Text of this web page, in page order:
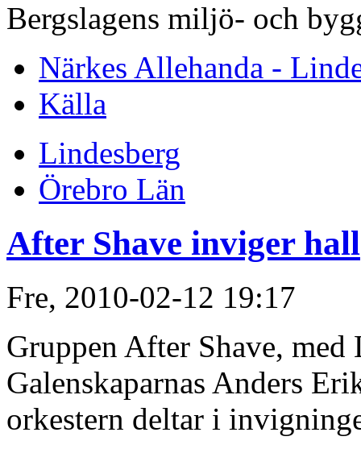
Bergslagens miljö- och
Närkes Allehanda -
Källa
Lindesberg
Örebro Län
After Shave inviger hall
Fre, 2010-02-12 19:17
Gruppen After Shave,
Galenskaparnas Anders
orkestern deltar i